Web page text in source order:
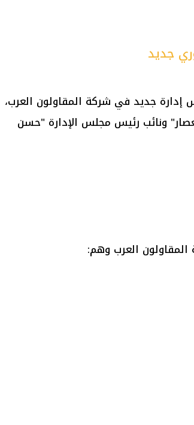
جديد
جديد في شركة المقاولون العرب،
ونائب رئيس مجلس الإدارة "حسن
العرب وهم: